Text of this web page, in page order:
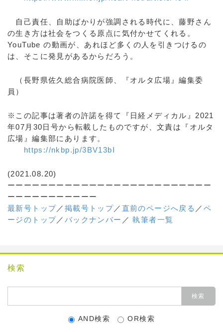
自己責任、自助ばかりが強調される時代に、藤野さん
の生き方は社会をつくる原点に気付かせてくれる。
YouTube の動画が、あれほど多くの人を引きつけるの
は、そこに発見があるからだろう。
（長野県佐久総合病院医師、『オルタ広場』編集委
員）
※この記事は著者の許諾を得て『日経メディカル』2021
年07月30日号から転載したものですが、文責は『オルタ
広場』編集部にあります。
https://nkbp.jp/3BV13bI
(2021.08.20)
ーーーーーーーーーーーーーーーーーーーーーーーーー
ーーーーーーーーーーー
最新号トップ／ 掲載号トップ／ 直前のページへ戻る ／ ペ
ージのトップ／ バックナンバー ／執筆者一覧
検索
AND検索 OR検索